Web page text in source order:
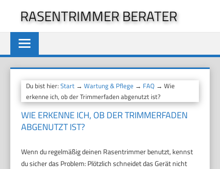
springen
RASENTRIMMER BERATER
Du bist hier:Start →Wartung & Pflege → FAQ → Wie
erkenne ich, ob der Trimmerfaden abgenutzt ist?
WIE ERKENNE ICH, OB DER TRIMMERFADEN
ABGENUTZT IST?
Wenn du regelmäßig deinen Rasentrimmer benutzt, kennst
du sicher das Problem: Plötzlich schneidet das Gerät nicht